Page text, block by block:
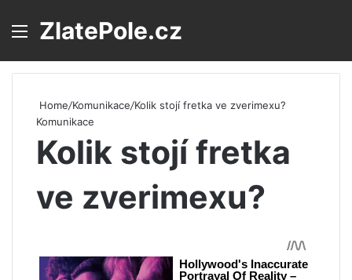
Menu
ZlatePole.cz
Home/Komunikace/Kolik stojí fretka ve zverimexu?
Komunikace
Kolik stojí fretka
ve zverimexu?